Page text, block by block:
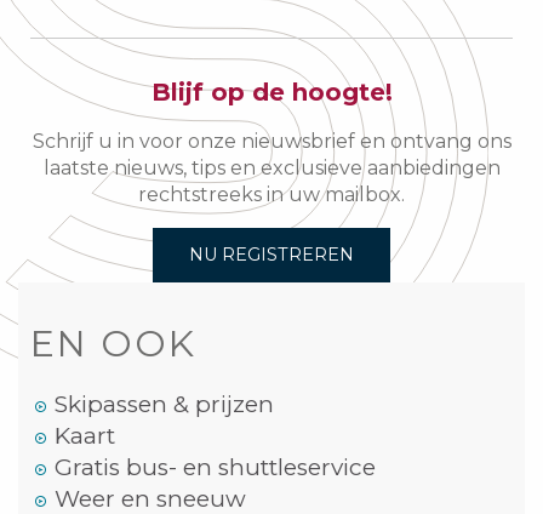
Blijf op de hoogte!
Schrijf u in voor onze nieuwsbrief en ontvang ons
laatste nieuws, tips en exclusieve aanbiedingen
rechtstreeks in uw mailbox.
NU REGISTREREN
EN OOK
Skipassen & prijzen
Kaart
Gratis bus- en shuttleservice
Weer en sneeuw